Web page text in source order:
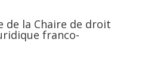
de la Chaire de droit
franco-